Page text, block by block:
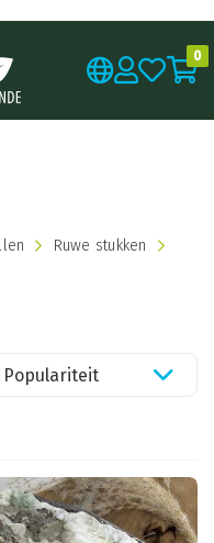
een mooie korting van
Ruwe stukken
Populariteit